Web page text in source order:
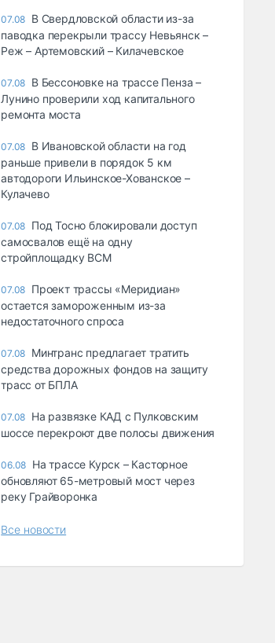
07.08 В Свердловской области из-за
паводка перекрыли трассу Невьянск –
Реж – Артемовский – Килачевское
07.08 В Бессоновке на трассе Пенза –
Лунино проверили ход капитального
ремонта моста
07.08 В Ивановской области на год
раньше привели в порядок 5 км
автодороги Ильинское-Хованское –
Кулачево
07.08 Под Тосно блокировали доступ
самосвалов ещё на одну
стройплощадку ВСМ
07.08 Проект трассы «Меридиан»
остается замороженным из-за
недостаточного спроса
07.08 Минтранс предлагает тратить
средства дорожных фондов на защиту
трасс от БПЛА
07.08 На развязке КАД с Пулковским
шоссе перекроют две полосы движения
06.08 На трассе Курск – Касторное
обновляют 65-метровый мост через
реку Грайворонка
Все новости